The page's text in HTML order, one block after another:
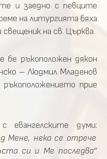
и заедно с певците
на литургията бяха
на св. Църква.
бе ръкоположен дякон
– Людмил Младенов
прие
евангелските думи:
Мене, нека се отрече
си и Ме последва“